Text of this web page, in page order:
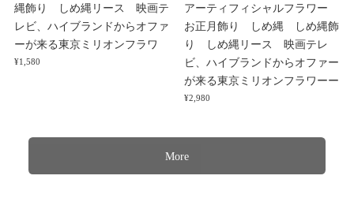
縄飾り しめ縄リース 映画テ
レビ、ハイブランドからオファ
ーが来る東京ミリオンフラワ
¥1,580
アーティフィシャルフラワー
お正月飾り しめ縄 しめ縄飾
り しめ縄リース 映画テレ
ビ、ハイブランドからオファー
が来る東京ミリオンフラワーー
¥2,980
More